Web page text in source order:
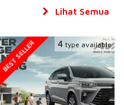
BEST SELLER 4 type available
Lihat Semua